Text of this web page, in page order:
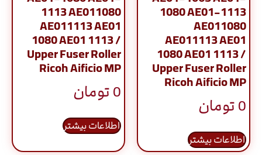
1080 AE01-1113
AE011080
AE011113 AE01
1080 AE01 1113 /
Upper Fuser Roller
Ricoh Aificio MP
0تومان
اطلاعات بیشتر
1113 AE011080
AE011113 AE01
1080 AE01 1113 /
Upper Fuser Roller
Ricoh Aificio MP
0تومان
اطلاعات بیشتر